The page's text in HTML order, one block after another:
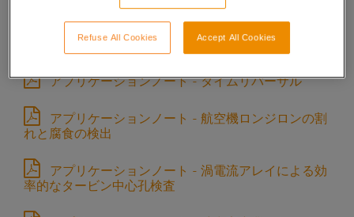
安全性の把握
アプリケーションノート - タイムリバーサル
アプリケーションノート - 航空機ロンジロンの割
れと腐食の検出
アプリケーションノート - 渦電流アレイによる効
率的なタービン中心孔検査
Refuse All Cookies Accept All Cookies